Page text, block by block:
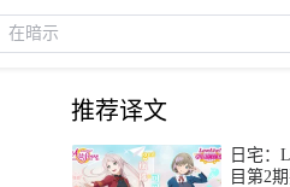
推荐译文
日宅：
目第2